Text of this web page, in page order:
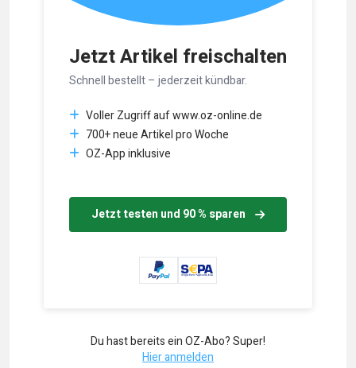
Jetzt Artikel freischalten
Schnell bestellt – jederzeit kündbar.
Voller Zugriff auf www.oz-online.de
700+ neue Artikel pro Woche
OZ-App inklusive
Jetzt testen und 90 % sparen
Du hast bereits ein OZ-Abo? Super!
Hier anmelden